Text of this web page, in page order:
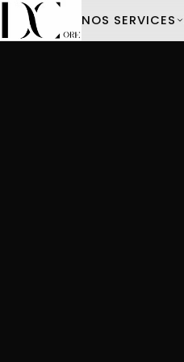
NOS SERVICES